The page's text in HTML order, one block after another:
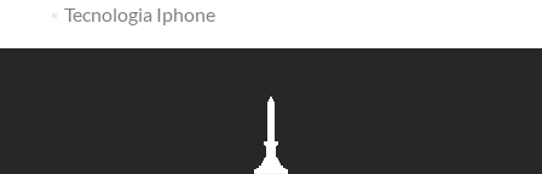
Tecnologia Iphone